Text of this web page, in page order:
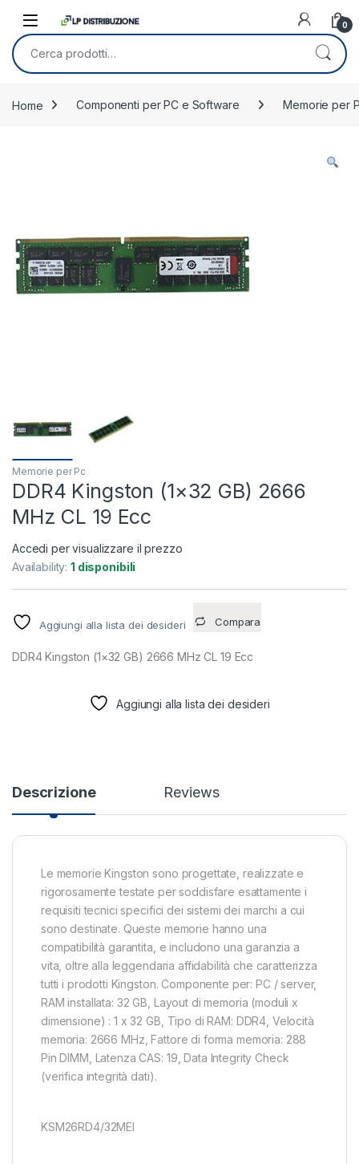
0
Cerca:
Home Componenti per PC e Software Memorie per
Memorie per Pc
DDR4 Kingston (1×32 GB) 2666
MHz CL 19 Ecc
Accedi per visualizzare il prezzo
Availability:1 disponibili
Aggiungi alla lista dei desideri Compara
DDR4 Kingston (1×32 GB) 2666 MHz CL 19 Ecc
Aggiungi alla lista dei desideri
Descrizione Reviews
Le memorie Kingston sono progettate, realizzate e
rigorosamente testate per soddisfare esattamente i
requisiti tecnici specifici dei sistemi dei marchi a cui
sono destinate. Queste memorie hanno una
compatibilità garantita, e includono una garanzia a
vita, oltre alla leggendaria affidabilità che caratterizza
tutti i prodotti Kingston. Componente per: PC / server,
RAM installata: 32 GB, Layout di memoria (moduli x
dimensione) : 1 x 32 GB, Tipo di RAM: DDR4, Velocità
memoria: 2666 MHz, Fattore di forma memoria: 288
Pin DIMM, Latenza CAS: 19, Data Integrity Check
(verifica integrità dati).
KSM26RD4/32MEI